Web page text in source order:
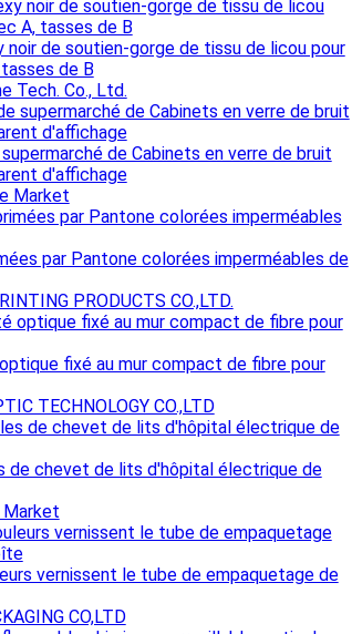
de soutien-gorge de tissu de licou pour
de B
Tech. Co., Ltd.
de Cabinets en verre de bruit
d'affichage
Market
par Pantone colorées imperméables de
PRODUCTS CO.,LTD.
fixé au mur compact de fibre pour
TECHNOLOGY CO.,LTD
de chevet de lits d'hôpital électrique de
Market
vernissent le tube de empaquetage de
CO,LTD